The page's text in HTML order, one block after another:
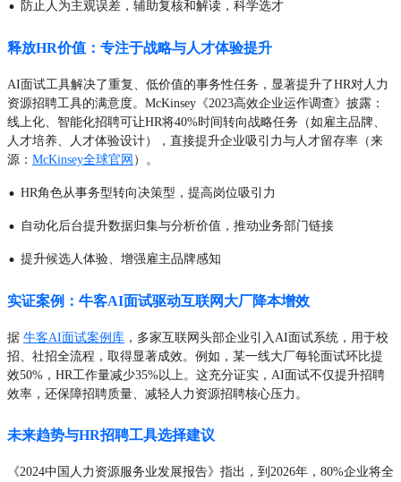
· 防止人为主观误差，辅助复核和解读，科学选才
释放HR价值：专注于战略与人才体验提升
AI面试工具解决了重复、低价值的事务性任务，显著提升了HR对人力
资源招聘工具的满意度。McKinsey《2023高效企业运作调查》披露：
线上化、智能化招聘可让HR将40%时间转向战略任务（如雇主品牌、
人才培养、人才体验设计），直接提升企业吸引力与人才留存率（来
源： McKinsey全球官网 ）。
· HR角色从事务型转向决策型，提高岗位吸引力
· 自动化后台提升数据归集与分析价值，推动业务部门链接
· 提升候选人体验、增强雇主品牌感知
实证案例：牛客AI面试驱动互联网大厂降本增效
据 牛客AI面试案例库 ，多家互联网头部企业引入AI面试系统，用于校
招、社招全流程，取得显著成效。例如，某一线大厂每轮面试环比提
效50%，HR工作量减少35%以上。这充分证实，AI面试不仅提升招聘
效率，还保障招聘质量、减轻人力资源招聘核心压力。
未来趋势与HR招聘工具选择建议
《2024中国人力资源服务业发展报告》指出，到2026年，80%企业将全